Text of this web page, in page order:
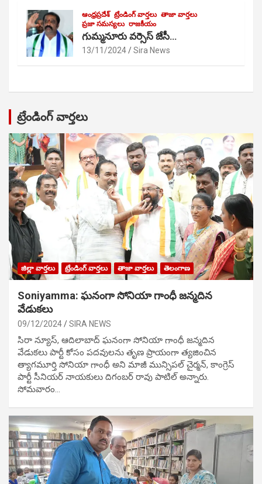
ఆంధ్రప్రదేశ్ ట్రేండింగ్ వార్తలు తాజా వార్తలు
ప్రజా సమస్యలు రాజకీయం
గుమ్మనూరు వర్సెస్ జేసీ…
13/11/2024 Sira News
ట్రేండింగ్ వార్తలు
జిల్లా వార్తలు ట్రేండింగ్ వార్తలు తాజా వార్తలు తెలంగాణ
Soniyamma: ఘ‌నంగా సోనియా గాంధీ జ‌న్మ‌దిన
వేడుక‌లు
09/12/2024 SIRA NEWS
సిరా న్యూస్, ఆదిలాబాద్ ఘ‌నంగా సోనియా గాంధీ జ‌న్మ‌దిన
వేడుక‌లు పార్టీ కోసం ప‌ద‌వుల‌ను తృణ ప్రాయంగా త్య‌జించిన
త్యాగమూర్తి సోనియా గాంధీ అని మాజీ మున్సిప‌ల్ చైర్మ‌న్, కాంగ్రెస్
పార్టీ సీనియ‌ర్ నాయ‌కులు దిగంబ‌ర్ రావు పాటిల్ అన్నారు.
సోమవారం…